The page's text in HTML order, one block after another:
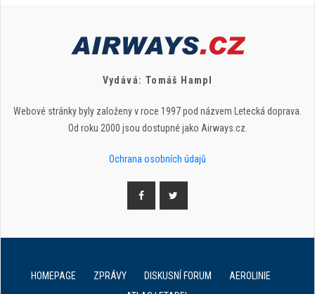
Vydává: Tomáš Hampl
Webové stránky byly založeny v roce 1997 pod názvem Letecká doprava.
Od roku 2000 jsou dostupné jako Airways.cz.
Ochrana osobních údajů
HOMEPAGE ZPRÁVY DISKUSNÍ FORUM
AEROLINIE